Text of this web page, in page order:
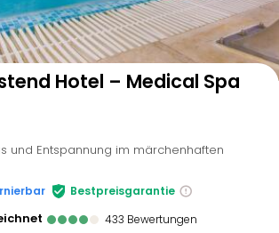
Auf der Karte anzeigen
Hotel – Medical Spa
und Entspannung im märchenhaften
Bestpreisgarantie
433 Bewertungen